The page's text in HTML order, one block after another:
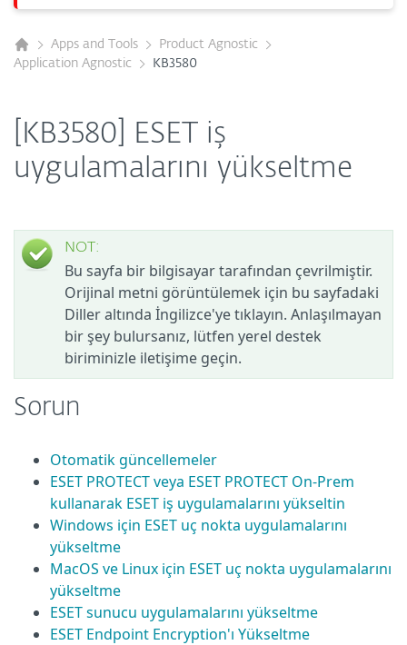
Apps and Tools
Product Agnostic
Application Agnostic
KB3580
[KB3580] ESET iş
uygulamalarını yükseltme
NOT:
Bu sayfa bir bilgisayar tarafından çevrilmiştir.
Orijinal metni görüntülemek için bu sayfadaki
Diller altında İngilizce'ye tıklayın. Anlaşılmayan
bir şey bulursanız, lütfen yerel destek
biriminizle iletişime geçin.
Sorun
Otomatik güncellemeler
ESET PROTECT veya ESET PROTECT On-Prem
kullanarak ESET iş uygulamalarını yükseltin
Windows için ESET uç nokta uygulamalarını
yükseltme
MacOS ve Linux için ESET uç nokta uygulamalarını
yükseltme
ESET sunucu uygulamalarını yükseltme
ESET Endpoint Encryption'ı Yükseltme